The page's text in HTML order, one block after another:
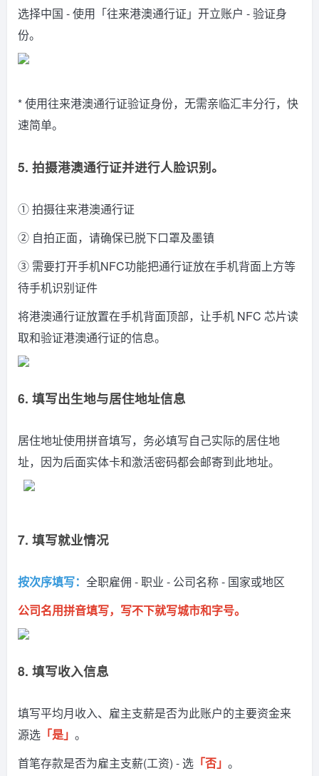
选择中国 - 使用「往来港澳通行证」开立账户 - 验证身
份。
* 使用往来港澳通行证验证身份，无需亲临汇丰分行，快
速简单。
5. 拍摄港澳通行证并进行人脸识别。
① 拍摄往来港澳通行证
② 自拍正面，请确保已脱下口罩及墨镇
③ 需要打开手机NFC功能把通行证放在手机背面上方等
待手机识别证件
将港澳通行证放置在手机背面顶部，让手机 NFC 芯片读
取和验证港澳通行证的信息。
6. 填写出生地与居住地址信息
居住地址使用拼音填写，务必填写自己实际的居住地
址，因为后面实体卡和激活密码都会邮寄到此地址。
7. 填写就业情况
按次序填写： 全职雇佣 - 职业 - 公司名称 - 国家或地区
公司名用拼音填写，写不下就写城市和字号。
8. 填写收入信息
填写平均月收入、雇主支薪是否为此账户的主要资金来
源选 「是」 。
首笔存款是否为雇主支薪(工资) - 选 「否」 。